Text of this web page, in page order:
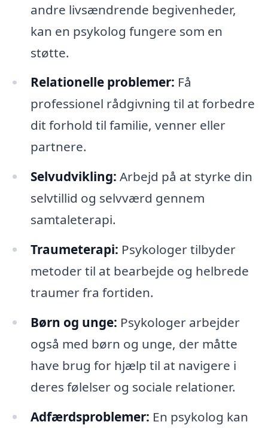
andre livsændrende begivenheder,
kan en psykolog fungere som en
støtte.
Relationelle problemer: Få
professionel rådgivning til at forbedre
dit forhold til familie, venner eller
partnere.
Selvudvikling: Arbejd på at styrke din
selvtillid og selvværd gennem
samtaleterapi.
Traumeterapi: Psykologer tilbyder
metoder til at bearbejde og helbrede
traumer fra fortiden.
Børn og unge: Psykologer arbejder
også med børn og unge, der måtte
have brug for hjælp til at navigere i
deres følelser og sociale relationer.
Adfærdsproblemer: En psykolog kan